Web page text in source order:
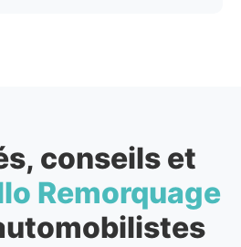
conseils et
Remorquage